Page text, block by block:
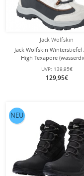
Jack Wolfskin
Jack Wolfskin Winterstiefel
High Texapore
weiss/silber Damen
UVP: 139,95€
129,95€
NEU